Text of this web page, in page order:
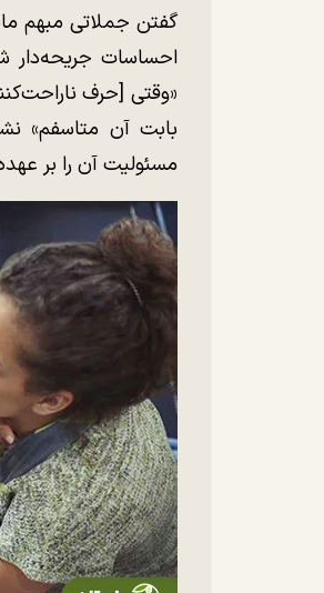
گفتن جملاتی مبهم
احساسات جریحه‌دار
«وقتی [حرف
بابت آن متاسفم»
مسئولیت آن را بر